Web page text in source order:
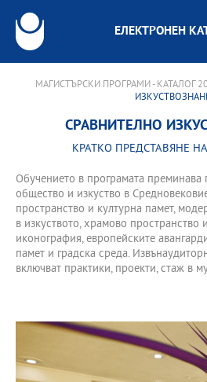
ЕЛЕКТРОНЕН
МАГИСТЪРСКИ ПРОГРАМИ - КАТАЛОГ
СРАВНИТЕЛНО
КРАТКО ПРЕДСТАВЯНЕ
Обучението в програмата преминава
общество и изкуство в
пространство и културна памет,
в изкуството, храмово
иконография, европейските
памет и градска среда.
включват практики, проекти, стаж в